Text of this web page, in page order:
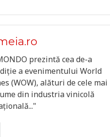
prezintă cea de-a
a evenimentului World
(WOW), alături de cele mai
din industria vinicolă